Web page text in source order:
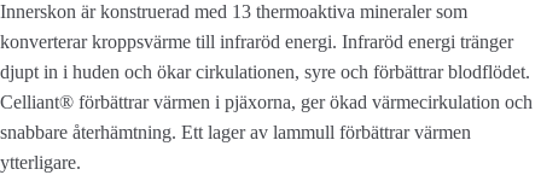
Innerskon är konstruerad med 13 thermoaktiva mineraler som
konverterar kroppsvärme till infraröd energi. Infraröd energi tränger
djupt in i huden och ökar cirkulationen, syre och förbättrar blodflödet.
Celliant® förbättrar värmen i pjäxorna, ger ökad värmecirkulation och
snabbare återhämtning. Ett lager av lammull förbättrar värmen
ytterligare.